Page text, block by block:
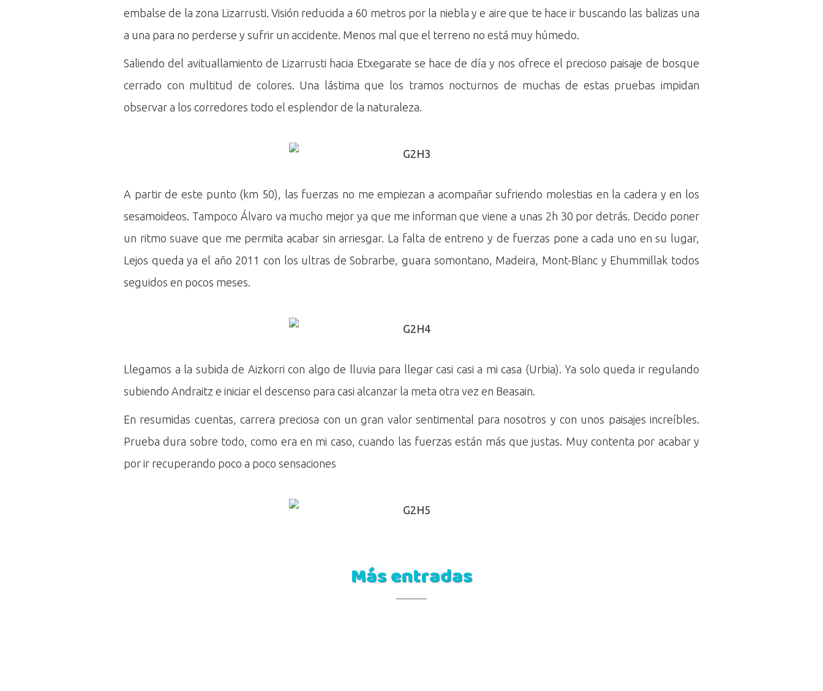
embalse de la zona Lizarrusti. Visión reducida a 60 metros por la niebla y e aire que te hace ir buscando las balizas una
a una para no perderse y sufrir un accidente. Menos mal que el terreno no está muy húmedo.
Saliendo del avituallamiento de Lizarrusti hacia Etxegarate se hace de día y nos ofrece el precioso paisaje de bosque
cerrado con multitud de colores. Una lástima que los tramos nocturnos de muchas de estas pruebas impidan
observar a los corredores todo el esplendor de la naturaleza.
A partir de este punto (km 50), las fuerzas no me empiezan a acompañar sufriendo molestias en la cadera y en los
sesamoideos. Tampoco Álvaro va mucho mejor ya que me informan que viene a unas 2h 30 por detrás. Decido poner
un ritmo suave que me permita acabar sin arriesgar. La falta de entreno y de fuerzas pone a cada uno en su lugar,
Lejos queda ya el año 2011 con los ultras de Sobrarbe, guara somontano, Madeira, Mont-Blanc y Ehummillak todos
seguidos en pocos meses.
Llegamos a la subida de Aizkorri con algo de lluvia para llegar casi casi a mi casa (Urbia). Ya solo queda ir regulando
subiendo Andraitz e iniciar el descenso para casi alcanzar la meta otra vez en Beasain.
En resumidas cuentas, carrera preciosa con un gran valor sentimental para nosotros y con unos paisajes increíbles.
Prueba dura sobre todo, como era en mi caso, cuando las fuerzas están más que justas. Muy contenta por acabar y
por ir recuperando poco a poco sensaciones
Más entradas